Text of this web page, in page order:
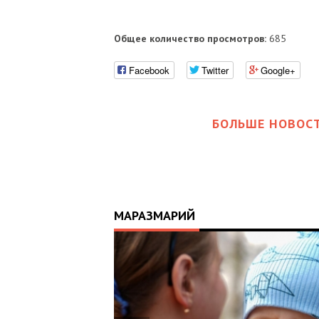
Общее количество просмотров:685
Facebook Twitter Google+
БОЛЬШЕ
МАРАЗМАРИЙ